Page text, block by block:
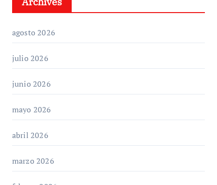
agosto 2026
julio 2026
junio 2026
mayo 2026
abril 2026
marzo 2026